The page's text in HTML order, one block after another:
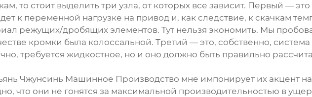
то стоит выделить три узла, от которых все зависит. Первый —
к переменной нагрузке на привод и, как следствие, к скачкам
режущих/дробящих элементов. Тут нельзя экономить. Мы
кромки была колоссальной. Третий — это, собственно, система
требуется жидкостное, но и оно должно быть правильно
Чжунсинь Машинное Производство мне импонирует их акцент
что они не гонятся за максимальной производительностью в